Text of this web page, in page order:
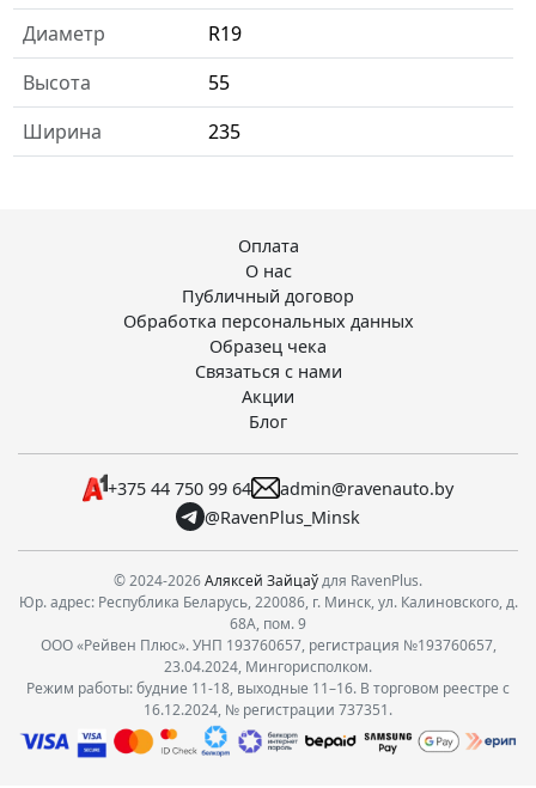
Диаметр
R19
Высота
55
Ширина
235
Оплата
О нас
Публичный договор
Обработка персональных данных
Образец чека
Связаться с нами
Акции
Блог
+375 44 750 99 64
admin@ravenauto.by
@RavenPlus_Minsk
© 2024-2026Аляксей Зайцаўдля RavenPlus.
Юр. адрес: Республика Беларусь, 220086, г. Минск, ул. Калиновского, д.
68А, пом. 9
ООО «Рейвен Плюс». УНП 193760657, регистрация №193760657,
23.04.2024, Мингорисполком.
Режим работы: будние 11-18, выходные 11–16. В торговом реестре с
16.12.2024, № регистрации 737351.